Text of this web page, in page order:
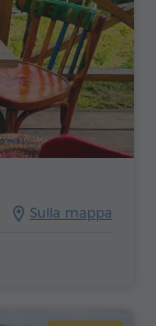
Sulla mappa